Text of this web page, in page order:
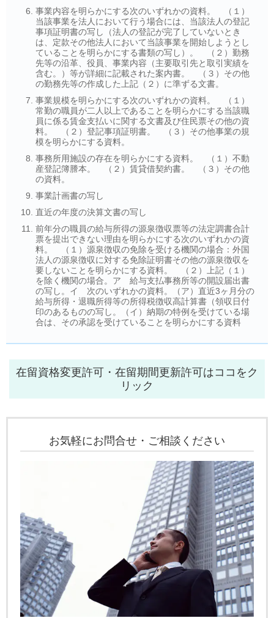
事業内容を明らかにする次のいずれかの資料。 （１）
当該事業を法人において行う場合には、当該法人の登記
事項証明書の写し（法人の登記が完了していないとき
は、定款その他法人において当該事業を開始しようとし
ていることを明らかにする書類の写し）。 （２）勤務
先等の沿革、役員、事業内容（主要取引先と取引実績を
含む。）等が詳細に記載された案内書。 （３）その他
の勤務先等の作成した上記（２）に準ずる文書。
事業規模を明らかにする次のいずれかの資料。 （１）
常勤の職員が二人以上であることを明らかにする当該職
員に係る賃金支払いに関する文書及び住民票その他の資
料。 （２）登記事項証明書。 （３）その他事業の規
模を明らかにする資料。
事務所用施設の存在を明らかにする資料。 （１）不動
産登記簿謄本。 （２）賃貸借契約書。 （３）その他
の資料。
事業計画書の写し
直近の年度の決算文書の写し
前年分の職員の給与所得の源泉徴収票等の法定調書合計
票を提出できない理由を明らかにする次のいずれかの資
料。 （１）源泉徴収の免除を受ける機関の場合：外国
法人の源泉徴収に対する免除証明書その他の源泉徴収を
要しないことを明らかにする資料。 （２）上記（１）
を除く機関の場合。ア 給与支払事務所等の開設届出書
の写し。イ 次のいずれかの資料。（ア）直近3ヶ月分の
給与所得・退職所得等の所得税徴収高計算書（領収日付
印のあるものの写し。（イ）納期の特例を受けている場
合は、その承認を受けていることを明らかにする資料
在留資格変更許可・在留期間更新許可はココをク
リック
お気軽にお問合せ・ご相談ください